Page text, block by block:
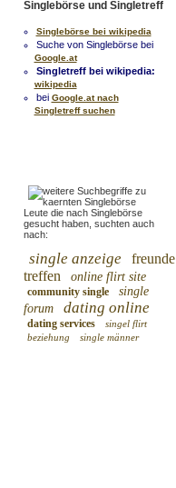
Singlebörse und Singletreff
Singlebörse bei wikipedia
Suche von Singlebörse bei
Google.at
Singletreff bei wikipedia:
wikipedia
bei Google.at nach
Singletreff suchen
Leute die nach Singlebörse
gesucht haben, suchten auch
nach:
single anzeige
freunde
treffen
online flirt site
community single
single
forum
dating online
dating services
singel flirt
beziehung
single männer